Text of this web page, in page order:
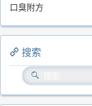
口臭附方
搜索